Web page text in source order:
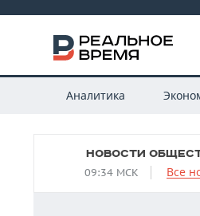
Аналитика
НОВОСТИ
09:34 МСК Все